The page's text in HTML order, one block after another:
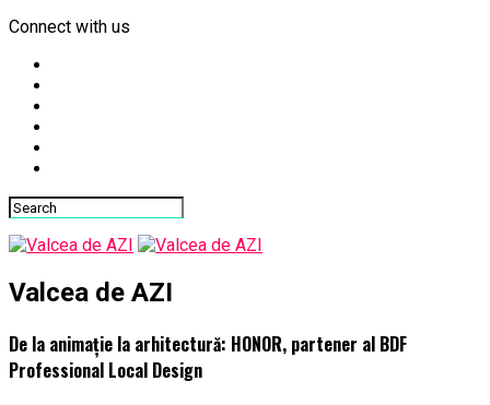
Connect with us
Valcea de AZI
De la animație la arhitectură: HONOR, partener al BDF
Professional Local Design